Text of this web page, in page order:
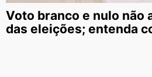
Voto branco e nulo não
das eleições; entenda